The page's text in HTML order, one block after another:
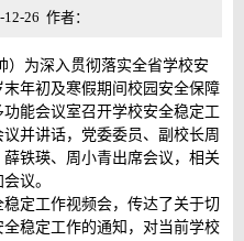
26 作者：
）为深入贯彻落实全省学校安
年初及寒假期间校园安全保障
能会议室召开学校安全稳定工
并讲话，党委委员、副校长周
铁瑛、周小青出席会议，相关
议。
定工作视频会，传达了关于切
稳定工作的通知，对当前学校